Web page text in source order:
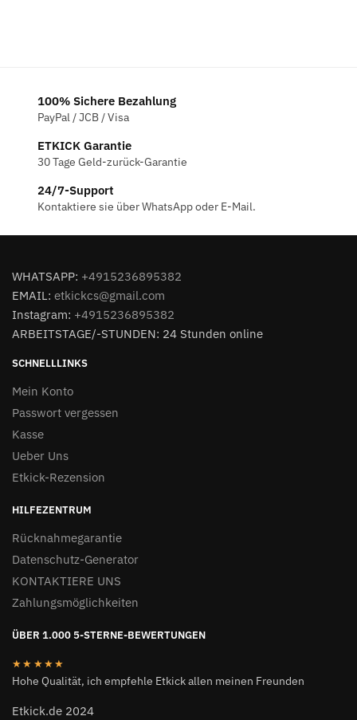
100% Sichere Bezahlung
PayPal / JCB / Visa
ETKICK Garantie
30 Tage Geld-zurück-Garantie
24/7-Support
Kontaktiere sie über WhatsApp oder E-Mail.
WHATSAPP: +4915236895382
EMAIL: etkickcs@gmail.com
Instagram: +4915236895382
ARBEITSTAGE/-STUNDEN: 24 Stunden online
SCHNELLLINKS
Mein Konto
Passwort vergessen
Kasse
Ueber Uns
Etkick-Rezension
HILFEZENTRUM
Rücknahmegarantie
Datenschutz-Generator
KONTAKTIERE UNS
Zahlungsmöglichkeiten
ÜBER 1.000 5-STERNE-BEWERTUNGEN
★★★★★
Hohe Qualität, ich empfehle Etkick allen meinen Freunden
Etkick.de 2024